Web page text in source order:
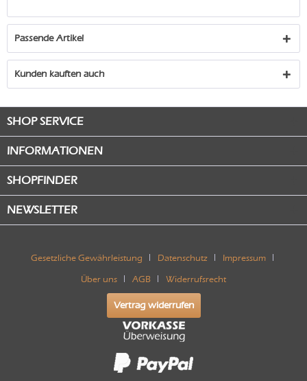
Passende Artikel
Kunden kauften auch
SHOP SERVICE
INFORMATIONEN
SHOPFINDER
NEWSLETTER
Gesetzliche Gewährleistung Datenschutz Impressum
Über uns AGB Widerrufsrecht
Vertrag widerrufen